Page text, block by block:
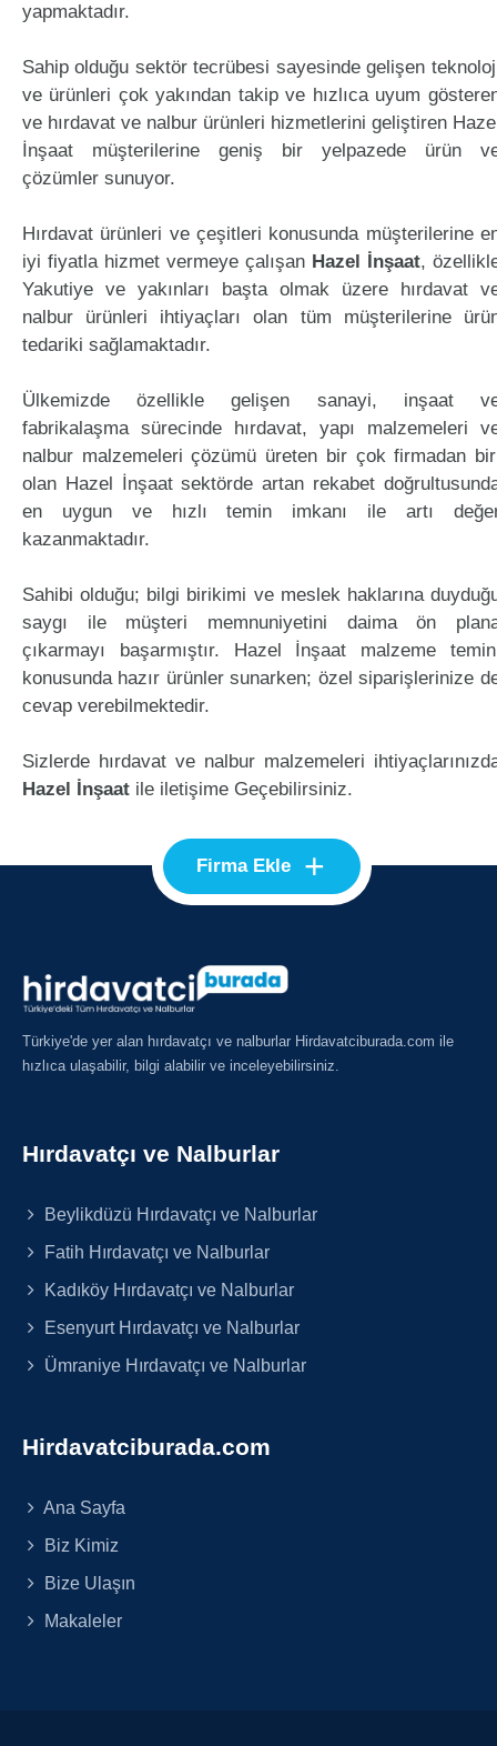
yapmaktadır.
Sahip olduğu sektör tecrübesi sayesinde gelişen
ve ürünleri çok yakından takip ve hızlıca uyum
ve hırdavat ve nalbur ürünleri hizmetlerini geliştiren
İnşaat müşterilerine geniş bir yelpazede ürün
çözümler sunuyor.
Hırdavat ürünleri ve çeşitleri konusunda müşterilerine
iyi fiyatla hizmet vermeye çalışan Hazel İnşaat,
Yakutiye ve yakınları başta olmak üzere hırdavat
nalbur ürünleri ihtiyaçları olan tüm müşterilerine
tedariki sağlamaktadır.
Ülkemizde özellikle gelişen sanayi, inşaat
fabrikalaşma sürecinde hırdavat, yapı malzemeleri
nalbur malzemeleri çözümü üreten bir çok firmadan
olan Hazel İnşaat sektörde artan rekabet
en uygun ve hızlı temin imkanı ile artı
kazanmaktadır.
Sahibi olduğu; bilgi birikimi ve meslek haklarına
saygı ile müşteri memnuniyetini daima ön
çıkarmayı başarmıştır. Hazel İnşaat malzeme
konusunda hazır ürünler sunarken; özel siparişlerinize
cevap verebilmektedir.
Sizlerde hırdavat ve nalbur malzemeleri
Hazel İnşaat ile iletişime Geçebilirsiniz.
Firma Ekle +
Türkiye'de yer alan hırdavatçı ve nalburlar Hirdavatciburada.com ile
hızlıca ulaşabilir, bilgi alabilir ve inceleyebilirsiniz.
Hırdavatçı ve Nalburlar
Beylikdüzü Hırdavatçı ve Nalburlar
Fatih Hırdavatçı ve Nalburlar
Kadıköy Hırdavatçı ve Nalburlar
Esenyurt Hırdavatçı ve Nalburlar
Ümraniye Hırdavatçı ve Nalburlar
Hirdavatciburada.com
Ana Sayfa
Biz Kimiz
Bize Ulaşın
Makaleler